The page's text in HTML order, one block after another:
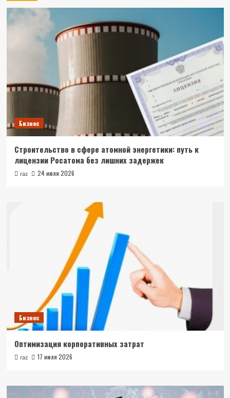
Бизнес
Строительство в сфере атомной энергетики: путь к
лицензии Росатома без лишних задержек
raz 24 июля 2026
Бизнес
Оптимизация корпоративных затрат
raz 17 июля 2026